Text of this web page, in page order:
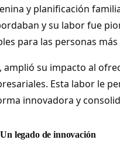
y planificación
y su labor fue
para las personas
amplió su impacto al
Esta labor le
innovadora y
legado de innovación